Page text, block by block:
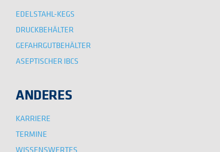
EDELSTAHL-KEGS
DRUCKBEHÄLTER
GEFAHRGUTBEHÄLTER
ASEPTISCHER IBCS
ANDERES
KARRIERE
TERMINE
WISSENSWERTES